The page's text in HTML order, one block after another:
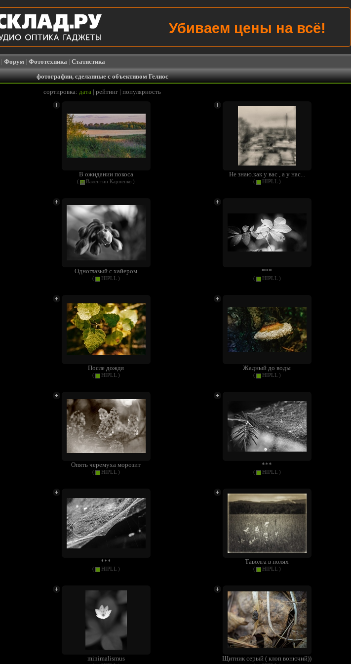
Убиваем цены на всё!
| Форум | Фототехника | Статистика
фотографии, сделанные с объективом Гелиос
сортировка: дата | рейтинг | популярность
В ожидании покоса
( Валентин Карпенко )
Не знаю.как у вас , а у нас...
( HIPLL )
Одноглазый с хайером
( HIPLL )
***
( HIPLL )
После дождя
( HIPLL )
Жадный до воды
( HIPLL )
Опять черемуха морозит
( HIPLL )
***
( HIPLL )
***
( HIPLL )
Таволга в полях
( HIPLL )
minimalismus Щитник серый ( клоп вонючий))